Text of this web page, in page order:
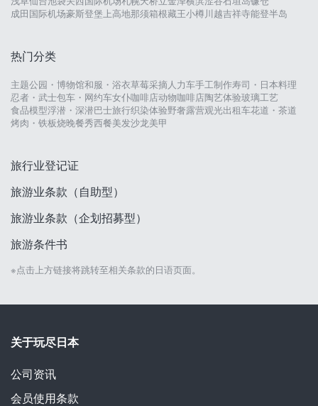
成田国际机场豪斯登堡 上高地那须箱根藏王小樽川越吉祥寺能登半岛
热门分类
主题公园・博物馆和服・浴衣草莓采摘人力车手工制作寿司・日本料理
忍者・武士包车・网约车女仆咖啡店动物咖啡店陶艺体验玻璃工艺
食品模型浮潜・深潜巴士旅行织染体验野奢露营观光出租车花道・茶道
烤肉・铁板烧晚餐秀西餐美发沙龙美甲
旅行业登记证
旅游业条款（自助型）
旅游业条款（企划招募型）
旅游条件书
※点击上方链接将跳转至相关条款的日语页面。
关于玩尽日本
公司资讯
会员使用条款